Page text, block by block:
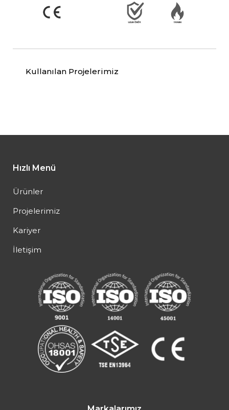
Kullanılan Projelerimiz
Hızlı Menü
Ürünler
Projelerimiz
Kariyer
İletişim